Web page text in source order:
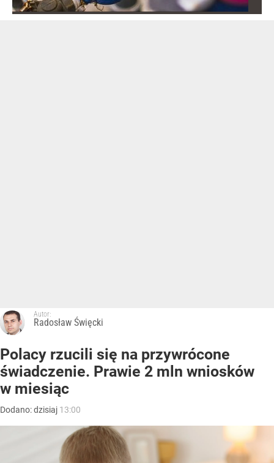
Autor:
Radosław Święcki
Polacy rzucili się na przywrócone
świadczenie. Prawie 2 mln wniosków
w miesiąc
Dodano:dzisiaj 13:00